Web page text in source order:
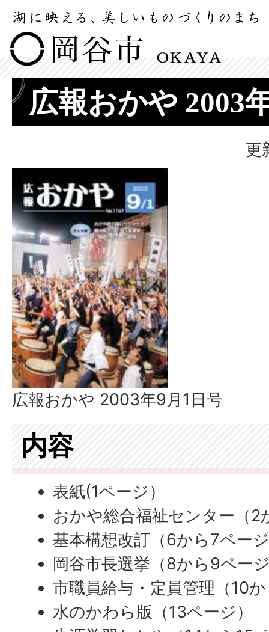
広報おかや 2003
更
広報おかや 2003年9月1日号
内容
表紙(1ページ）
おかや総合福祉センター（2
基本構想改訂（6から7ペー
岡谷市長選挙（8から9ペー
市職員給与・定員管理（10
水のかわら版（13ページ）